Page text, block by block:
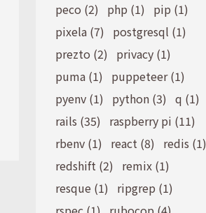
peco (2)
php (1)
pip (1)
pixela (7)
postgresql (1)
prezto (2)
privacy (1)
puma (1)
puppeteer (1)
pyenv (1)
python (3) q (1)
rails (35)
raspberry pi (11)
rbenv (1)
react (8)
redis (1)
redshift (2)
remix (1)
resque (1)
ripgrep (1)